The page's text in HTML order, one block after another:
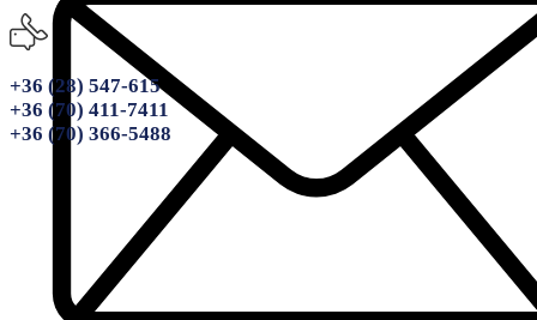
+36 (28) 547-615
+36 (70) 411-7411
+36 (70) 366-5488